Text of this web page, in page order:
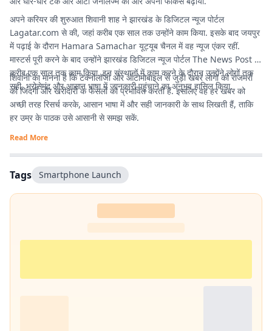
अपने करियर की शुरुआत शिवानी शाह ने झारखंड के डिजिटल न्यूज पोर्टल
Lagatar.com से की, जहां करीब एक साल तक उन्होंने काम किया. इसके बाद जयपुर
में पढ़ाई के दौरान Hamara Samachar यूट्यूब चैनल में वह न्यूज एंकर रहीं.
मास्टर्स पूरी करने के बाद उन्होंने झारखंड डिजिटल न्यूज पोर्टल The News Post में
करीब एक साल तक काम किया. इन संस्थानों में काम करने के दौरान उन्होंने लोगों तक
सही, भरोसेमंद और आसान भाषा में जानकारी पहुंचाने का अनुभव हासिल किया.
शिवानी का मानना है कि टेक्नोलॉजी और ऑटोमोबाइल से जुड़ी खबरें लोगों की रोजमर्रा
की जिंदगी और खरीदारी के फैसलों को प्रभावित करती हैं. इसलिए वह हर खबर को
अच्छी तरह रिसर्च करके, आसान भाषा में और सही जानकारी के साथ लिखती हैं, ताकि
हर उम्र के पाठक उसे आसानी से समझ सकें.
Read More
Tags Smartphone Launch